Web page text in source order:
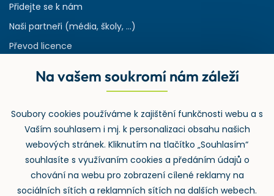
Přidejte se k nám
Naši partneři (média, školy, ...)
Převod licence
Rejstřík používaných zkratek v odpadech
Zpětný odběr
Na vašem soukromí nám záleží
Soubory cookies používáme k zajištění funkčnosti webu a s
Vaším souhlasem i mj. k personalizaci obsahu našich
webových stránek. Kliknutím na tlačítko „Souhlasím“
souhlasíte s využívaním cookies a předáním údajů o
chování na webu pro zobrazení cílené reklamy na
sociálních sítích a reklamních sítích na dalších webech.